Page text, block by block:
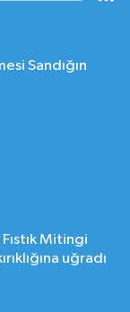
Sandığın
Mitingi
uğradı